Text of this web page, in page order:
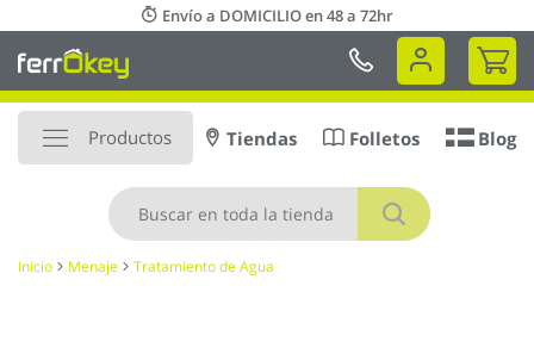
al
contenido
Envío a DOMICILIO en 48 a 72hr
Mi
Productos
Buscar
Tiendas Folletos Blog
Inicio Menaje Tratamiento de Agua